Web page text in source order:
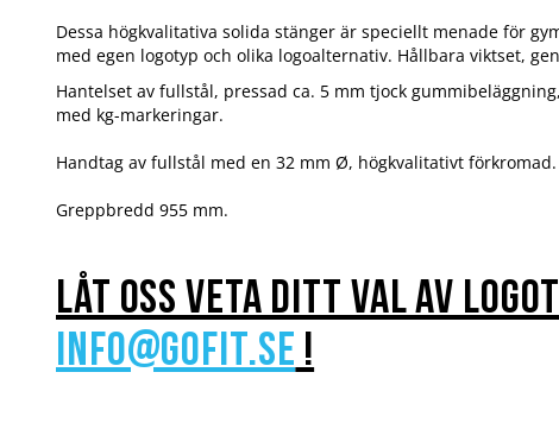
bildgalleriet
Dessa högkvalitativa solida stänger är speciellt menade för
med egen logotyp och olika logoalternativ. Hållbara viktset,
Hantelset av fullstål, pressad ca. 5 mm tjock
med kg-markeringar.
Handtag av fullstål med en 32 mm Ø, högkvalitativt förkromad.
Greppbredd 955 mm.
Låt oss veta ditt val av
info@gofit.se !